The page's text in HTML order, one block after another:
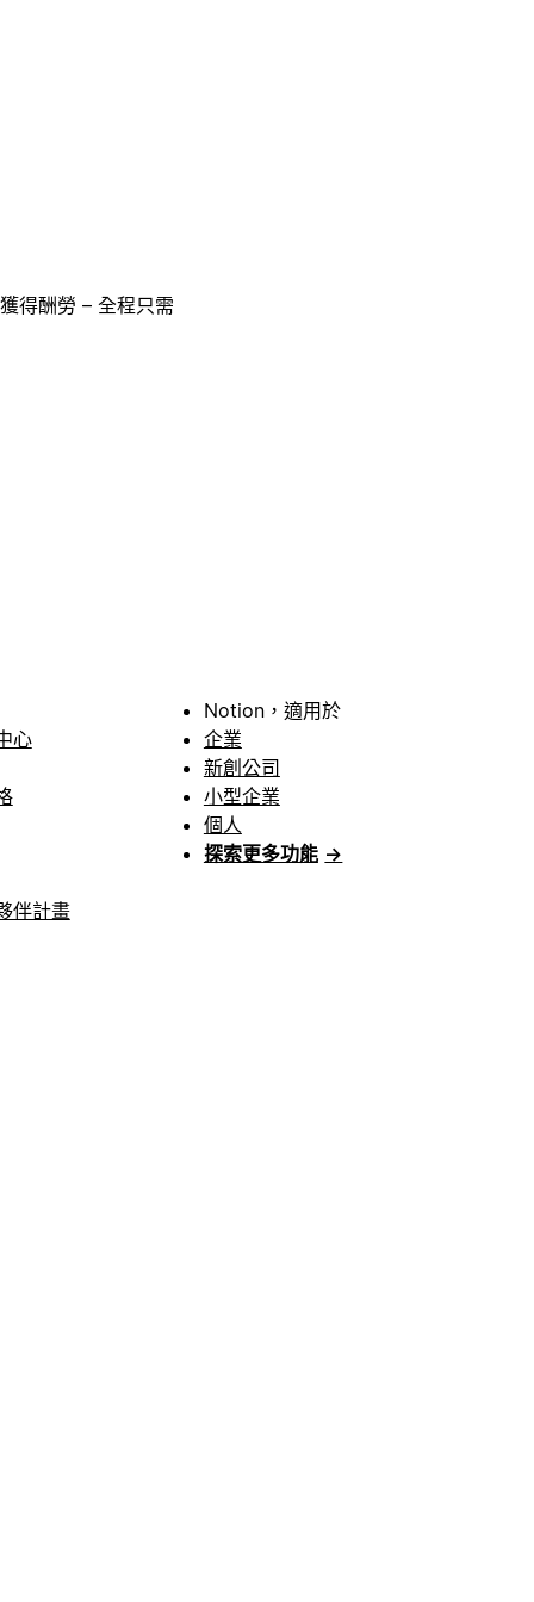
得酬勞 – 全程只需
心
伴計畫
Notion，適用於
企業
新創公司
小型企業
個人
探索更多功能 →